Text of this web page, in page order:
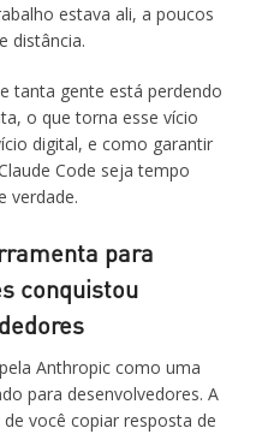
estava ali, a poucos
distância.
tanta gente está perdendo
o que torna esse vício
digital, e como garantir
Code seja tempo
verdade.
para
conquistou
Anthropic como uma
para desenvolvedores. A
você copiar resposta de